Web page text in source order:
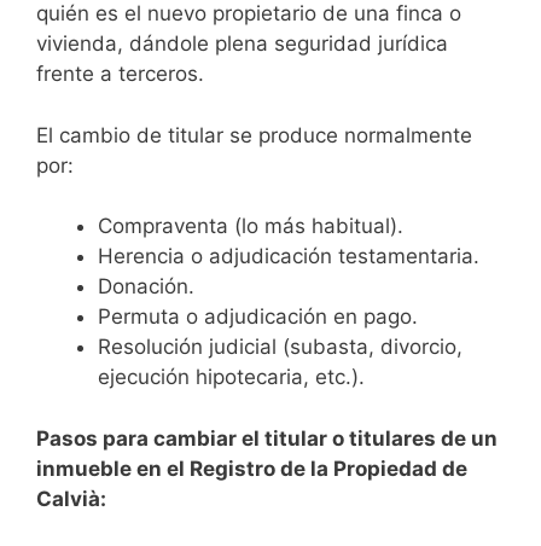
quién es el nuevo propietario de una finca o
vivienda, dándole plena seguridad jurídica
frente a terceros.
El cambio de titular se produce normalmente
por:
Compraventa (lo más habitual).
Herencia o adjudicación testamentaria.
Donación.
Permuta o adjudicación en pago.
Resolución judicial (subasta, divorcio,
ejecución hipotecaria, etc.).
Pasos para cambiar el titular o titulares de un
inmueble en el Registro de la Propiedad de
Calvià: